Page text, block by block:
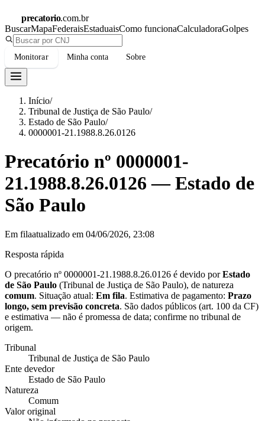
precatorio.com.br
BuscarMapaFederaisEstaduaisComo funcionaCalculadoraGolpes
Monitorar Minha conta Sobre
Início/
Tribunal de Justiça de São Paulo/
Estado de São Paulo/
0000001-21.1988.8.26.0126
Precatório nº 0000001-
21.1988.8.26.0126 —Estado de
São Paulo
Em filaatualizado em 04/06/2026, 23:08
Resposta rápida
O precatório nº 0000001-21.1988.8.26.0126 é devido porEstado
de São Paulo (Tribunal de Justiça de São Paulo), de natureza
comum. Situação atual: Em fila. Estimativa de pagamento: Prazo
longo, sem previsão concreta. São dados públicos (art. 100 da CF)
e estimativa — não é promessa de data; confirme no tribunal de
origem.
Tribunal
Tribunal de Justiça de São Paulo
Ente devedor
Estado de São Paulo
Natureza
Comum
Valor original